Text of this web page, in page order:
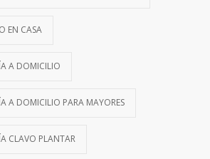
EN CASA
A DOMICILIO
A DOMICILIO PARA MAYORES
CLAVO PLANTAR